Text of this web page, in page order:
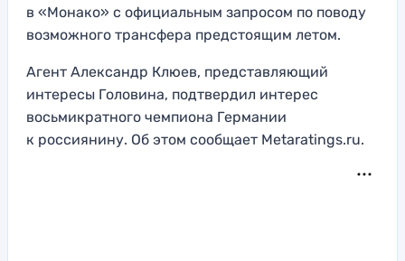
в «Монако» с официальным запросом по поводу
возможного трансфера предстоящим летом.
Агент Александр Клюев, представляющий
интересы Головина, подтвердил интерес
восьмикратного чемпиона Германии
к россиянину. Об этом сообщает Metaratings.ru.